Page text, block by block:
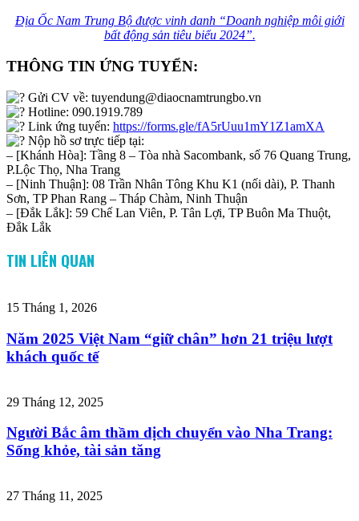
Địa Ốc Nam Trung Bộ được vinh danh “Doanh nghiệp môi giới
bất động sản tiêu biểu 2024”.
THÔNG TIN ỨNG TUYỂN:
Gửi CV về: tuyendung@diaocnamtrungbo.vn
Hotline: 090.1919.789
Link ứng tuyển: https://forms.gle/fA5rUuu1mY1Z1amXA
Nộp hồ sơ trực tiếp tại:
– [Khánh Hòa]: Tầng 8 – Tòa nhà Sacombank, số 76 Quang Trung,
P.Lộc Thọ, Nha Trang
– [Ninh Thuận]: 08 Trần Nhân Tông Khu K1 (nối dài), P. Thanh
Sơn, TP Phan Rang – Tháp Chàm, Ninh Thuận
– [Đắk Lắk]: 59 Chế Lan Viên, P. Tân Lợi, TP Buôn Ma Thuột,
Đắk Lắk
TIN LIÊN QUAN
15 Tháng 1, 2026
Năm 2025 Việt Nam “giữ chân” hơn 21 triệu lượt
khách quốc tế
29 Tháng 12, 2025
Người Bắc âm thầm dịch chuyển vào Nha Trang:
Sống khỏe, tài sản tăng
27 Tháng 11, 2025